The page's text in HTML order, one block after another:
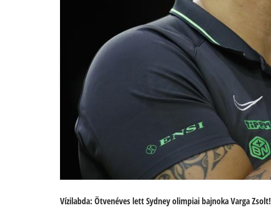
Vízilabda: Ötvenéves lett Sydney olimpiai bajnoka Varga Zsolt!